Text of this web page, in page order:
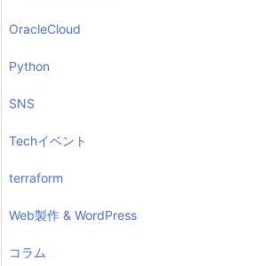
OracleCloud
Python
SNS
Techイベント
terraform
Web製作 & WordPress
コラム